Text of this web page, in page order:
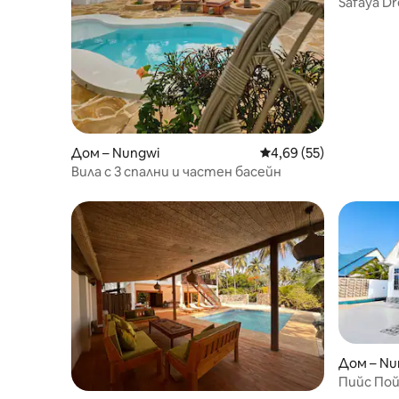
Дом – Nungwi Средна оценка: 4,69
4,69 (55)
Вила с 3 спални и частен басейн
Дом –
Пийс